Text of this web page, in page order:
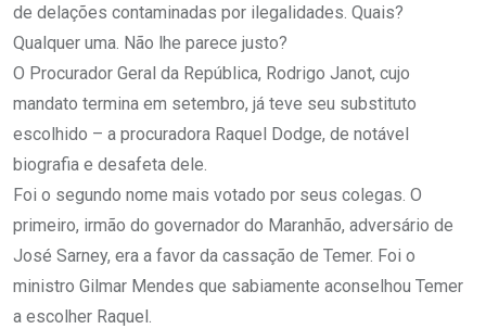
de delações contaminadas por ilegalidades. Quais?
Qualquer uma. Não lhe parece justo?
O Procurador Geral da República, Rodrigo Janot, cujo
mandato termina em setembro, já teve seu substituto
escolhido – a procuradora Raquel Dodge, de notável
biografia e desafeta dele.
Foi o segundo nome mais votado por seus colegas. O
primeiro, irmão do governador do Maranhão, adversário de
José Sarney, era a favor da cassação de Temer. Foi o
ministro Gilmar Mendes que sabiamente aconselhou Temer
a escolher Raquel.